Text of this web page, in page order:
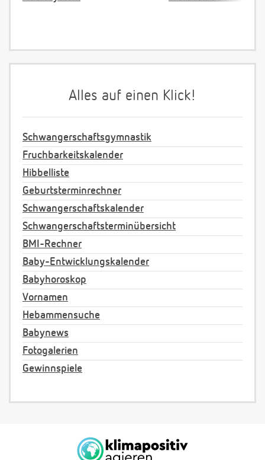
Alles auf einen Klick!
Schwangerschaftsgymnastik
Fruchbarkeitskalender
Hibbelliste
Geburtsterminrechner
Schwangerschaftskalender
Schwangerschaftsterminübersicht
BMI-Rechner
Baby-Entwicklungskalender
Babyhoroskop
Vornamen
Hebammensuche
Babynews
Fotogalerien
Gewinnspiele